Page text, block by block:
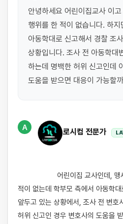
안녕하세요 어린이집교사 이
행위를 한 적이 없습니다. 하
아동학대로 신고해서 경찰 조
상황입니다. 조사 전 아동학대
하는데 명백한 허위 신고인데
도움을 받으면 대응이 가능할
A
로시컴 전문가
적이 없는데 학부모 측에서 아동학
앞두고 있는 상황에서, 조사 전 변호
허위 신고인 경우 변호사의 도움을